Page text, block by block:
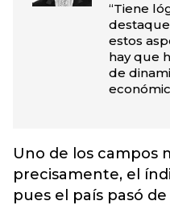
“Tiene
estos
hay que
de
Uno de los campos
precisamente, el
pues el país pasó